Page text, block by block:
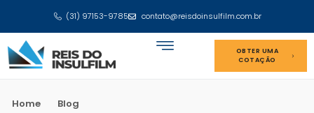
(31) 97153-9785 contato@reisdoinsulfilm.com.br
OBTER UMA
COTAÇÃO
Home Blog